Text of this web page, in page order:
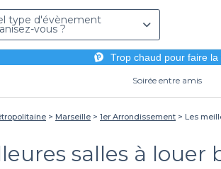
type d'évènement
vous ?
Trop chaud pour faire la
Soirée entre amis
Marseille 1er Arrondissement Les
salles à louer